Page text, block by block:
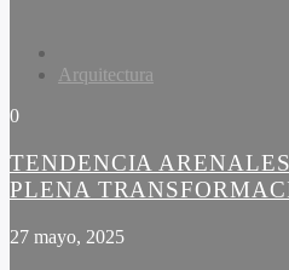
Arquitectura
0
TENDENCIA
PLENA
27 mayo, 2025